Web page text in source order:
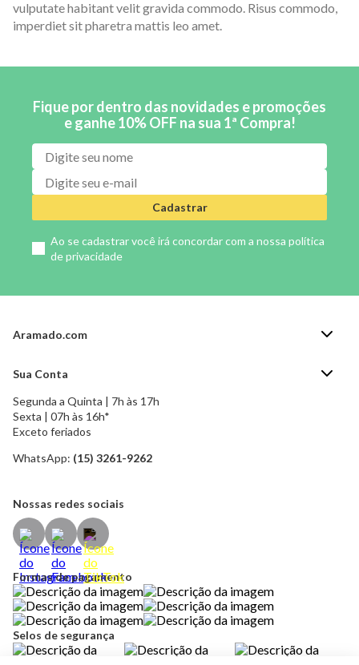
vulputate habitant velit gravida commodo. Risus commodo,
imperdiet sit pharetra mattis leo amet.
Fique por dentro das novidades e promoções
e ganhe 10% OFF na sua 1ª Compra!
Cadastrar
Ao se cadastrar você irá concordar com a nossa política
de privacidade
Aramado.com
Blog Aramado.com
Política de Privacidade
Política de Troca e Devolução
Política de Frete Grátis
Sua Conta
Minha Conta
Meus pedidos
Segunda a Quinta | 7h às 17h
Sexta | 07h às 16h*
Exceto feriados
WhatsApp: (15) 3261-9262
Nossas redes sociais
Formas de pagamento
Selos de segurança